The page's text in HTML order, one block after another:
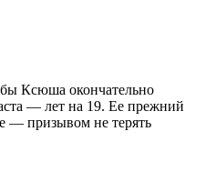
Ксюша окончательно
— лет на 19. Ее прежний
— призывом не терять